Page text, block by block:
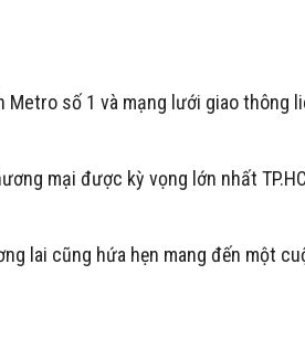
số 1 và mạng lưới giao thông
mại được kỳ vọng lớn nhất
lai cũng hứa hẹn mang đến một